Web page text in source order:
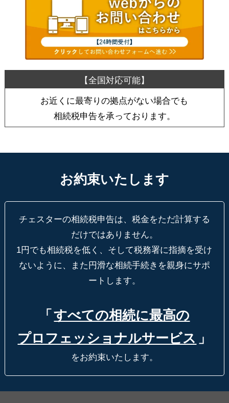
お近くに最寄りの拠点がない場合でも
相続税申告を承っております。
お約束いたします
チェスターの相続税申告は、税金をただ計算する
だけではありません。
1円でも相続税を低く、そして税務署に指摘を受け
ないように、
また円滑な相続手続きを親身にサポ
ートします。
「 すべての相続に最高の
プロフェッショナルサービス 」
をお約束いたします。